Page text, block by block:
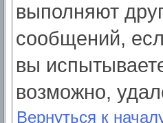
выполняют
сообщений,
вы
возможно,
Вернуться к